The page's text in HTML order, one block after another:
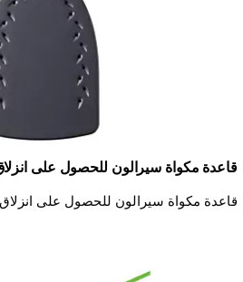
قاعدة مكواة سيرالون للحصول على
قاعدة مكواة سيرالون للحصول على